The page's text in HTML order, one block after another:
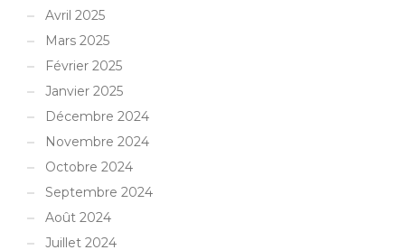
Avril 2025
Mars 2025
Février 2025
Janvier 2025
Décembre 2024
Novembre 2024
Octobre 2024
Septembre 2024
Août 2024
Juillet 2024